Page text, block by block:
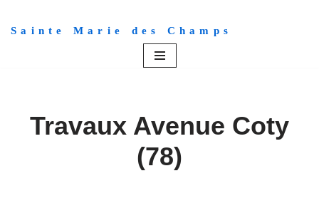
Aller
Sainte Marie des Champs
Travaux Avenue Coty
(78)